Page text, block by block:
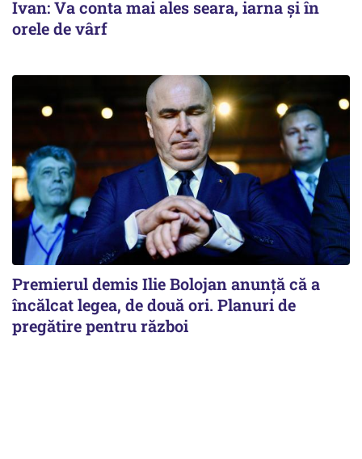
Ivan: Va conta mai ales seara, iarna și în
orele de vârf
Premierul demis Ilie Bolojan anunță că a
încălcat legea, de două ori. Planuri de
pregătire pentru război